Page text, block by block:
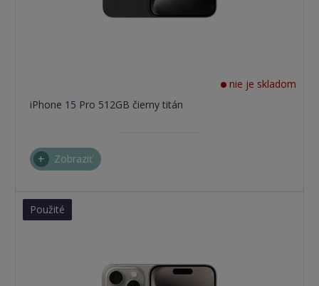
nie je skladom
iPhone 15 Pro 512GB čierny titán
Zobraziť
Použité